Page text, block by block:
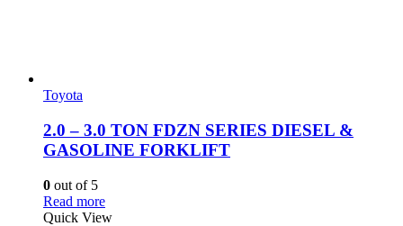
Toyota
2.0 – 3.0 TON FDZN SERIES DIESEL &
GASOLINE FORKLIFT
0 out of 5
Read more
Quick View